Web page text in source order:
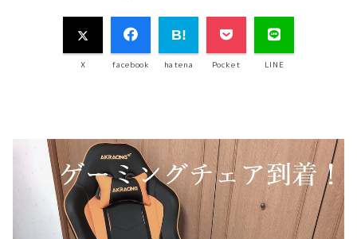
X facebook hatena Pocket LINE